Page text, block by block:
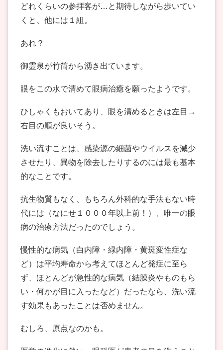
どれくらいの参拝客が…と期待しながら歩いてい
くと、他には１組。
あれ？
御霊泉が竹筒から湧き出ています。
眼をこの水で清めて眼病治癒を願ったようです。
ひしゃくもおいてあり、眼を清めるときは左目→
右目の順が良いそう。
洗い流すことは、感染源の細菌やウイルスを減少
させたり、異物を除去したりするのには最も基本
的なことです。
抗生物質もなく、もちろん外科的な手法もない時
代には（なにせ１０００年以上前！）、唯一の眼
病の治療方法だったのでしょう。
慢性的な病気（白内障・緑内障・黄斑変性症な
ど）は平均寿命から考えてほとんど発症に至ら
ず、ほとんどが急性的な病気（結膜炎やものもら
い・何かが目に入ったなど）だったなら、洗い流
す効果もあったことは否めません。
むしろ、原点なのかも。